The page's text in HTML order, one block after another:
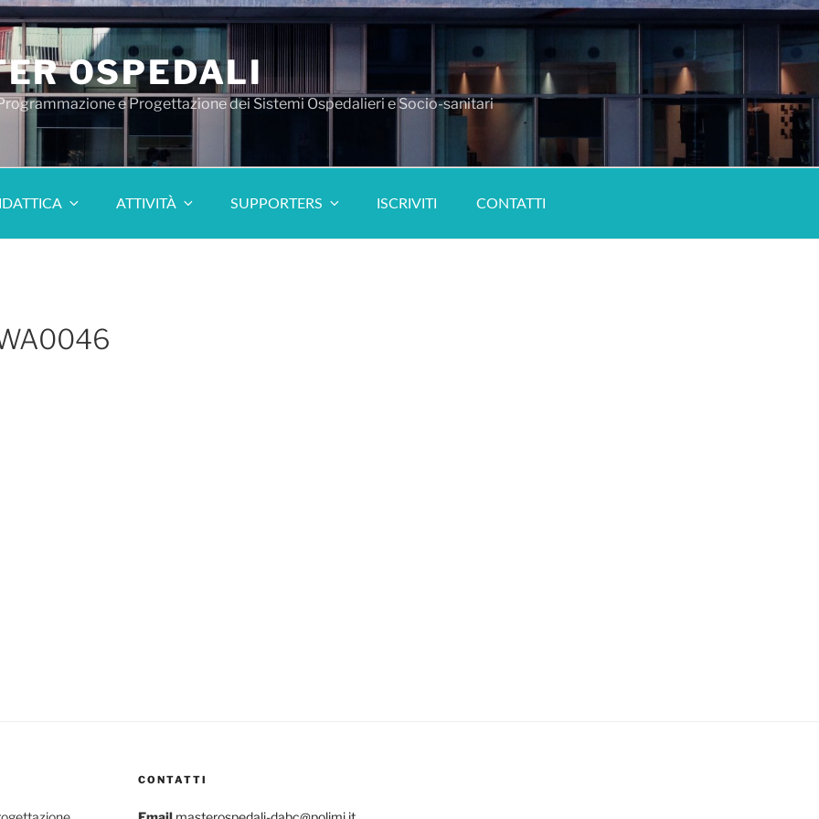
OSPEDALI
e Progettazione dei Sistemi Ospedalieri e Socio-sanitari
ATTIVITÀ SUPPORTERS ISCRIVITI CONTATTI
CONTATTI